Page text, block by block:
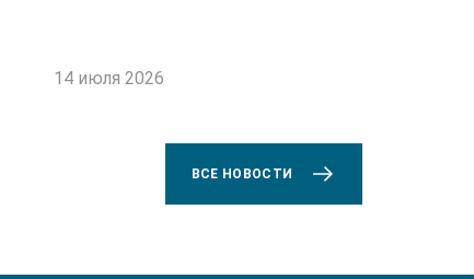
14 июля 2026
ВСЕ НОВОСТИ